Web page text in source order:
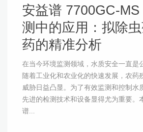
安益谱 7700GC-
测中的应用：拟除
药的精准分析
在当今环境监测领域，水质安全一直是
随着工业化和农业化的快速发展，农药
威胁日益凸显。为了有效监测和控制水
先进的检测技术和设备显得尤为重要。
谱...